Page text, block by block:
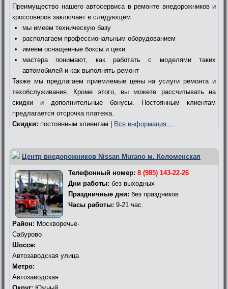
Преимущество нашего автосервиса в ремонте внедорожников и
кроссоверов заключает в следующем
мы имеем техническую базу
располагаем профессиональным оборудованием
имеем оснащенные боксы и цехи
мастера понимают, как работать с моделями таких
автомобилей и как выполнять ремонт
Также мы предлагаем приемлемые цены на услуги ремонта и
техобслуживания. Кроме этого, вы можете рассчитывать на
скидки и дополнительные бонусы. Постоянным клиентам
предлагается отсрочка платежа.
Скидки: постоянным клиентам | Вся информация…
Центр внедорожников Nissan Murano м. Коломенская
Телефонный номер: 8 (985) 143-22-26
Дни работы: без выходных
Праздничные дни: без праздников
Часы работы: 9-21 час.
Район: Москворечье-
Сабурово
Шоссе:
Автозаводская улица
Метро:
Автозаводская